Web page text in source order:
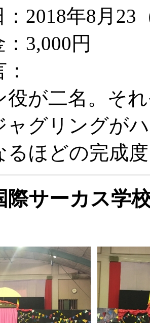
2018年8月23
3,000円
役が二名。そ
ャグリングが
るほどの完成
際サーカス学